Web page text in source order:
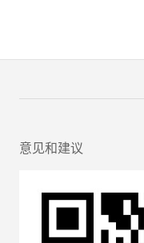
意见和建议